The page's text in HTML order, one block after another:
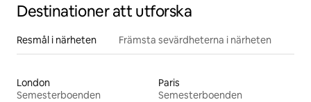
Destinationer att utforska
Resmål i närheten Främsta sevärdheterna i närheten
London
Semesterboenden
Paris
Semesterboenden